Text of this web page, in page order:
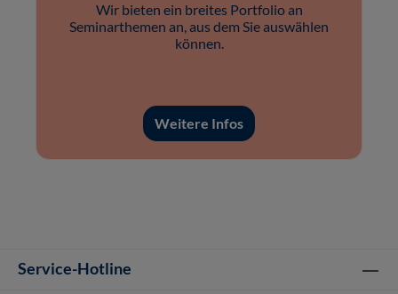
Wir bieten ein breites Portfolio an
Seminarthemen an, aus dem Sie auswählen
können.
Weitere Infos
Service-Hotline